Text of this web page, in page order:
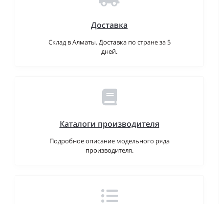
Доставка
Склад в Алматы. Доставка по стране за 5
дней.
Каталоги производителя
Подробное описание модельного ряда
производителя.